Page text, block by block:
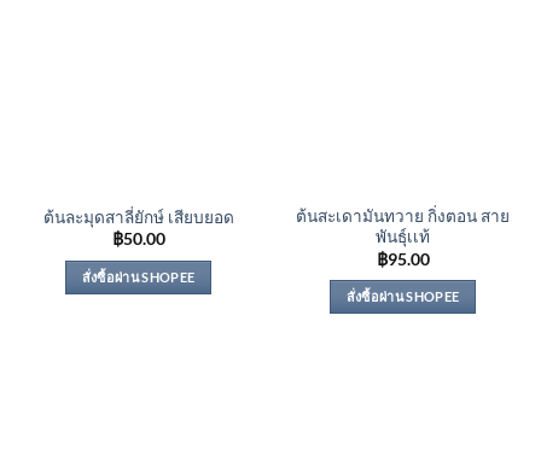
ต้นละมุดสาลี่ยักษ์ เสียบยอด
฿50.00
สั่งซื้อผ่าน SHOPEE
ต้นสะเดามันทวาย กิ่งตอน สาย
พันธุ์เเท้
฿95.00
สั่งซื้อผ่าน SHOPEE